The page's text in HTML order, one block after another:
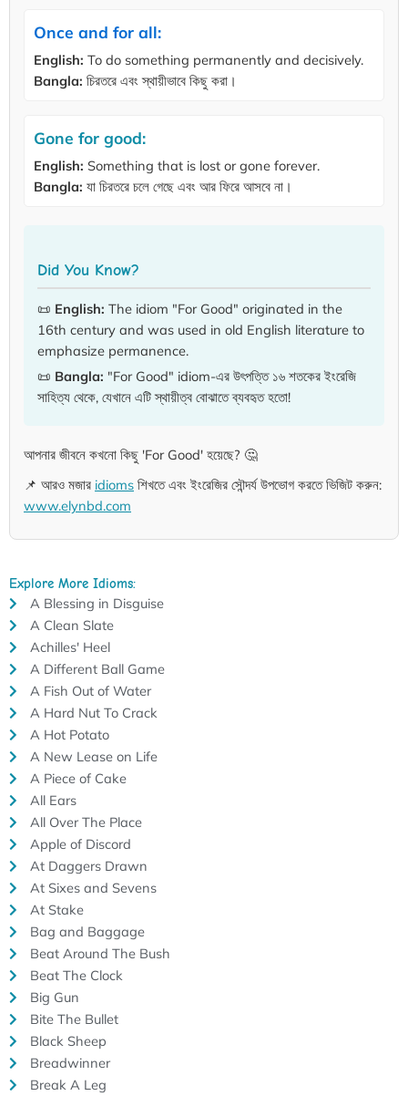
Once and for all:
English: To do something permanently and decisively.
Bangla: চিরতরে এবং স্থায়ীভাবে কিছু করা।
Gone for good:
English: Something that is lost or gone forever.
Bangla: যা চিরতরে চলে গেছে এবং আর ফিরে আসবে না।
Did You Know?
📜 English: The idiom "For Good" originated in the
16th century and was used in old English literature to
emphasize permanence.
📜 Bangla: "For Good" idiom-এর উৎপত্তি ১৬ শতকের ইংরেজি
সাহিত্য থেকে, যেখানে এটি স্থায়ীত্ব বোঝাতে ব্যবহৃত হতো!
আপনার জীবনে কখনো কিছু 'For Good' হয়েছে? 🤔
📌 আরও মজার idioms শিখতে এবং ইংরেজির সৌন্দর্য উপভোগ করতে ভিজিট করুন:
www.elynbd.com
Explore More Idioms:
A Blessing in Disguise
A Clean Slate
Achilles' Heel
A Different Ball Game
A Fish Out of Water
A Hard Nut To Crack
A Hot Potato
A New Lease on Life
A Piece of Cake
All Ears
All Over The Place
Apple of Discord
At Daggers Drawn
At Sixes and Sevens
At Stake
Bag and Baggage
Beat Around The Bush
Beat The Clock
Big Gun
Bite The Bullet
Black Sheep
Breadwinner
Break A Leg